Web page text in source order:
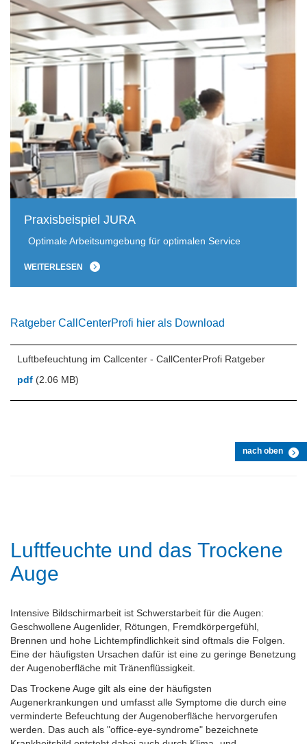
Praxisbeispiel JURA
Optimale Arbeitsumgebung für optimalen Service
WEITERLESEN
Ratgeber CallCenterProfi hier als Download
Luftbefeuchtung im Callcenter - CallCenterProfi Ratgeber
pdf (2.06 MB)
nach oben
Luftfeuchte und das Trockene
Auge
Intensive Bildschirmarbeit ist Schwerstarbeit für die Augen:
Geschwollene Augenlider, Rötungen, Fremdkörpergefühl,
Brennen und hohe Lichtempfindlichkeit sind oftmals die Folgen.
Eine der häufigsten Ursachen dafür ist eine zu geringe Benetzung
der Augenoberfläche mit Tränenflüssigkeit.
Das Trockene Auge gilt als eine der häufigsten
Augenerkrankungen und umfasst alle Symptome die durch eine
verminderte Befeuchtung der Augenoberfläche hervorgerufen
werden. Das auch als "office-eye-syndrome" bezeichnete